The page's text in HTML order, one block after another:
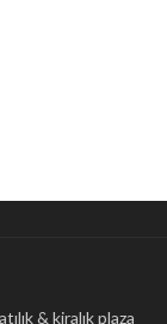
& kiralık plaza